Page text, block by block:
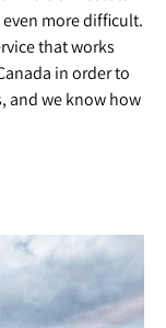
more difficult.
that works
in order to
and we know how